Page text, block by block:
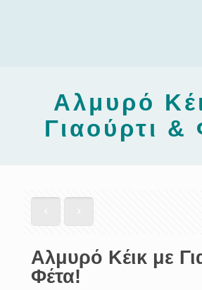
Αλμυρό
Γιαούρτι &
Αλμυρό Κέικ με
Φέτα!